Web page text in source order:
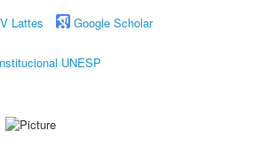
Lattes
Google Scholar
UNESP